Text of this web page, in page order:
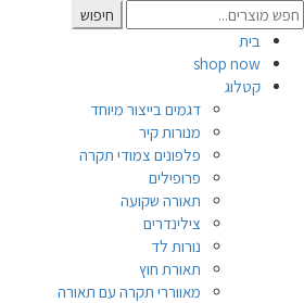
Search
for:
חיפוש
בית
shop now
קטלוג
דגמים בייצור מיוחד
מנורות קיר
פלפונים צמודי תקרה
פרופילים
תאורה שקועה
צילינדרים
נורות לד
תאורת חוץ
מאווררי תקרה עם תאורה